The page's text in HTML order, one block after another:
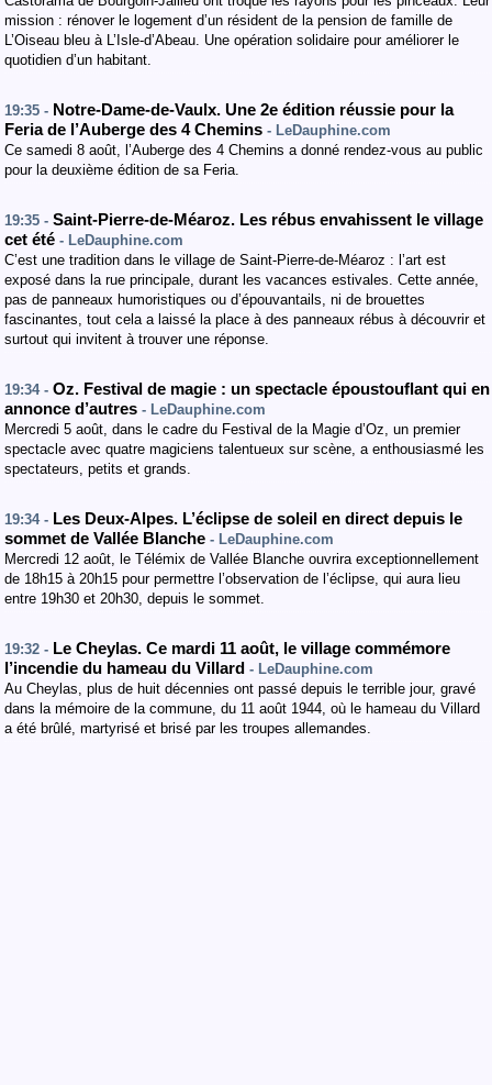
mission : rénover le logement d’un résident de la pension de famille de
L’Oiseau bleu à L’Isle-d’Abeau. Une opération solidaire pour améliorer le
quotidien d’un habitant.
19:35 - Notre-Dame-de-Vaulx. Une 2e édition réussie pour la
Feria de l’Auberge des 4 Chemins - LeDauphine.com
Ce samedi 8 août, l’Auberge des 4 Chemins a donné rendez-vous au public
pour la deuxième édition de sa Feria.
19:35 - Saint-Pierre-de-Méaroz. Les rébus envahissent le village
cet été - LeDauphine.com
C’est une tradition dans le village de Saint-Pierre-de-Méaroz : l’art est
exposé dans la rue principale, durant les vacances estivales. Cette année,
pas de panneaux humoristiques ou d’épouvantails, ni de brouettes
fascinantes, tout cela a laissé la place à des panneaux rébus à découvrir et
surtout qui invitent à trouver une réponse.
19:34 - Oz. Festival de magie : un spectacle époustouflant qui en
annonce d’autres - LeDauphine.com
Mercredi 5 août, dans le cadre du Festival de la Magie d’Oz, un premier
spectacle avec quatre magiciens talentueux sur scène, a enthousiasmé les
spectateurs, petits et grands.
19:34 - Les Deux-Alpes. L’éclipse de soleil en direct depuis le
sommet de Vallée Blanche - LeDauphine.com
Mercredi 12 août, le Télémix de Vallée Blanche ouvrira exceptionnellement
de 18h15 à 20h15 pour permettre l’observation de l’éclipse, qui aura lieu
entre 19h30 et 20h30, depuis le sommet.
19:32 - Le Cheylas. Ce mardi 11 août, le village commémore
l’incendie du hameau du Villard - LeDauphine.com
Au Cheylas, plus de huit décennies ont passé depuis le terrible jour, gravé
dans la mémoire de la commune, du 11 août 1944, où le hameau du Villard
a été brûlé, martyrisé et brisé par les troupes allemandes.